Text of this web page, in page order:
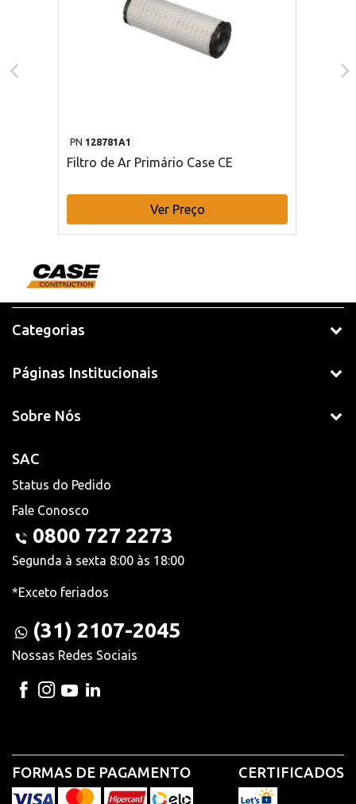
PN 128781A1
Filtro de Ar Primário Case CE
Ver Preço
Categorias
Páginas Institucionais
Sobre Nós
SAC
Status do Pedido
Fale Conosco
0800 727 2273
Segunda à sexta 8:00 às 18:00
*Exceto feriados
(31) 2107-2045
Nossas Redes Sociais
FORMAS DE PAGAMENTO CERTIFICADOS